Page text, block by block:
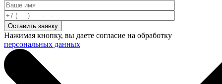
Нажимая кнопку, вы даете согласие на обработку
персональных данных